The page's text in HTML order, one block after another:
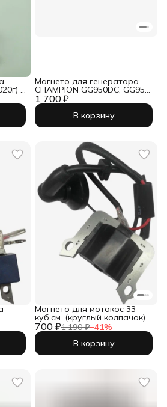
/
1 700 ₽
Магнето для генератора
CHAMPION GG950DC, GG951
/ IGG950, 980, 1001 / GP40-II
(низковольтный блок) /
022010001700В корзину
700 ₽1 190 ₽−41%
Магнето для мотокос 33
куб.см. (круглый колпачок) /
IGP 1700078
В корзину